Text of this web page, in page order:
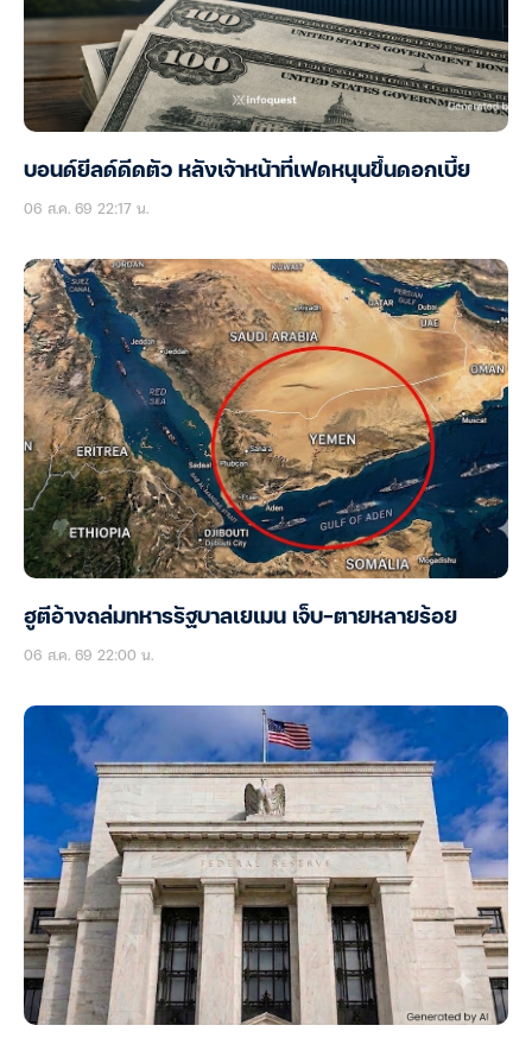
บอนด์ยีลด์ดีดตัว หลังเจ้าหน้าที่เฟดหนุนขึ้นดอกเบี้ย
06 ส.ค. 69 22:17 น.
ฮูตีอ้างถล่มทหารรัฐบาลเยเมน เจ็บ-ตายหลายร้อย
06 ส.ค. 69 22:00 น.